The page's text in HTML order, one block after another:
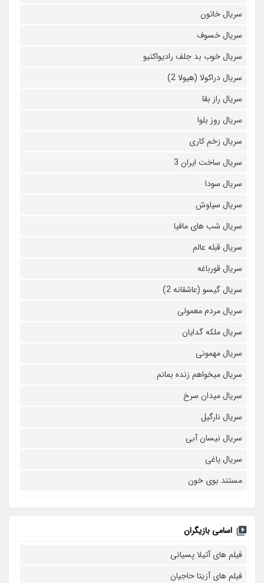
سریال خاتون
سریال خسوف
سریال خوب بد جلف رادیواکتیو
سریال دراکولا (هیولا 2)
سریال راز بقا
سریال روز بلوا
سریال زخم کاری
سریال ساخت ایران 3
سریال سودا
سریال سیاوش
سریال شب های مافیا
سریال قبله عالم
سریال قورباغه
سریال گیسو (عاشقانه 2)
سریال مردم معمولی
سریال ملکه گدایان
سریال مهمونی
سریال میخواهم زنده بمانم
سریال میدان سرخ
سریال نارگیل
سریال نیسان آبی
سریال یاغی
مستند بوی خون
اسامی بازیگران
فیلم های آتیلا پسیانی
فیلم های آزیتا حاجیان